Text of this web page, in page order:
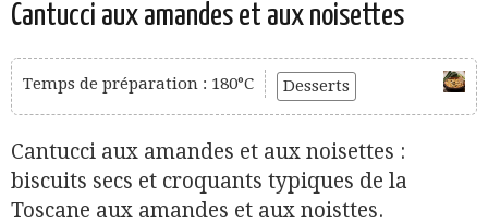
Cantucci aux amandes et aux noisettes
Temps de préparation : 180°C Desserts
Cantucci aux amandes et aux noisettes :
biscuits secs et croquants typiques de la
Toscane aux amandes et aux noisttes.